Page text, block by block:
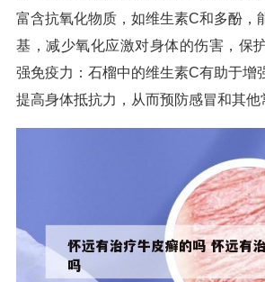
富含抗氧化物质，如维生素C和多酚，
基，减少氧化应激对身体的伤害，保
强免疫力：石榴中的维生素C有助于增
提高身体抵抗力，从而预防感冒和其他